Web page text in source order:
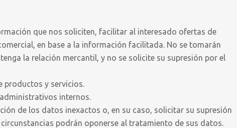
que nos soliciten, facilitar al interesado ofertas de
en base a la información facilitada. No se tomarán
la relación mercantil, y no se solicite su supresión por el
productos y servicios.
internos.
de los datos inexactos o, en su caso, solicitar su supresión
podrán oponerse al tratamiento de sus datos.